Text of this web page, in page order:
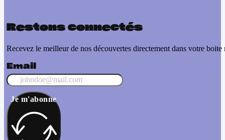
Restons connectés
Recevez le meilleur de nos découvertes directement dans votre boite
Email
Je m'abonne